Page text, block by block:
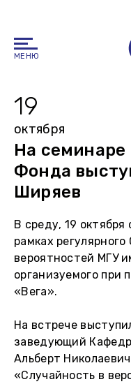
МЕНЮ
19
октября
На
Фонда
Ширяев
В среду, 19 октября
рамках
вероятностей МГУ
организуемого
«Вега».
На встрече
заведующий
Альберт
«Случайность в